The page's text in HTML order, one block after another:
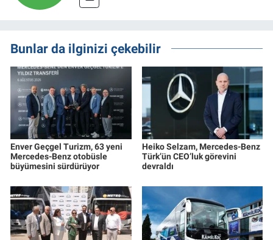
Bunlar da ilginizi çekebilir
Enver Geçgel Turizm, 63 yeni
Mercedes-Benz otobüsle
büyümesini sürdürüyor
Heiko Selzam, Mercedes-Benz
Türk’ün CEO’luk görevini
devraldı